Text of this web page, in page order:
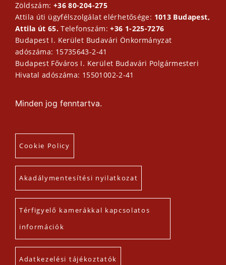
Zöldszám: +36 80-204-275
Attila úti ügyfélszolgálat elérhetősége: 1013 Budapest,
Attila út 65.Telefonszám:+36 1-225-7276
Budapest I. Kerület Budavári Önkormányzat
adószáma: 15735643-2-41
Budapest Főváros I. Kerület Budavári Polgármesteri
Hivatal adószáma: 15501002-2-41
Minden jog fenntartva.
Cookie Policy
Akadálymentesítési nyilatkozat
Térfigyelő kamerákkal kapcsolatos
információk
Adatkezelési tájékoztatók